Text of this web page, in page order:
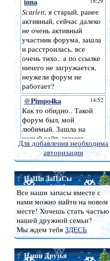
Для добавления необходима
авторизация
НаШи ЗаПаСы
Все наши запасы вместе с
нами можно найти на новом
месте! Хочешь стать частью
нашей дружной семьи?
Мы ждем тебяЗДЕСЬ
Наши Друзья